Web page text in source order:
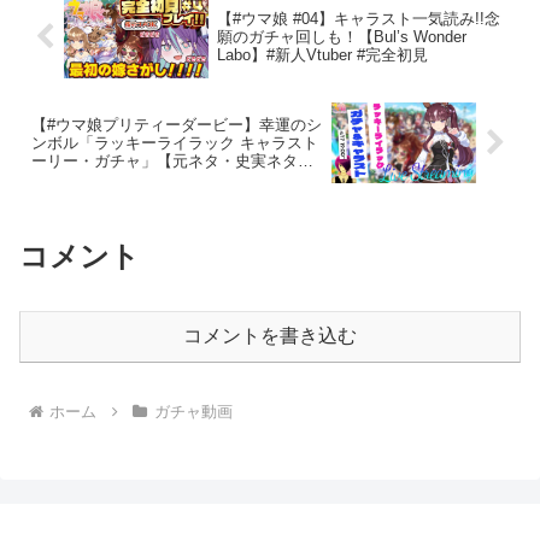
【#ウマ娘 #04】キャラスト一気読み!!念
願のガチャ回しも！【Bul’s Wonder
Labo】#新人Vtuber #完全初見
【#ウマ娘プリティーダービー】幸運のシ
ンボル「ラッキーライラック キャラスト
ーリー・ガチャ」【元ネタ・史実ネタ大
コメント
コメントを書き込む
ホーム ガチャ動画